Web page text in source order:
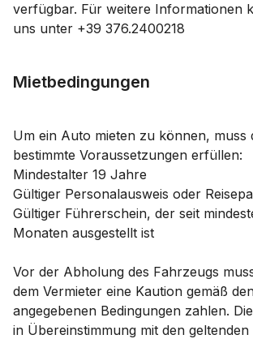
verfügbar. Für weitere Informationen
uns unter +39 376.2400218
Mietbedingungen
Um ein Auto mieten zu können, muss
bestimmte Voraussetzungen erfüllen:
Mindestalter 19 Jahre
Gültiger Personalausweis oder
Gültiger Führerschein, der seit
Monaten ausgestellt ist
Vor der Abholung des Fahrzeugs
dem Vermieter eine Kaution gemäß
angegebenen Bedingungen zahlen.
in Übereinstimmung mit den